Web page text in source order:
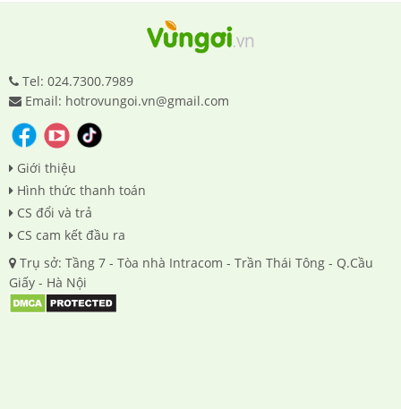
Tel: 024.7300.7989
Email: hotrovungoi.vn@gmail.com
Giới thiệu
Hình thức thanh toán
CS đổi và trả
CS cam kết đầu ra
Trụ sở: Tầng 7 - Tòa nhà Intracom - Trần Thái Tông - Q.Cầu
Giấy - Hà Nội